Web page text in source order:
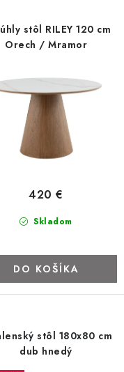
stôl RILEY 120 cm
Orech / Mramor
Skladom
420 €
DO KOŠÍKA
stôl 180x80 cm
dub hnedý